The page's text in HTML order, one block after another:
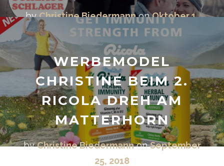
byChristine Biedermann onOktober 1,
2018
WERBEMODEL
CHRISTINE BEIM 2.
RICOLA DREH AM
MATTERHORN
byChristine Biedermann onSeptember
25, 2018